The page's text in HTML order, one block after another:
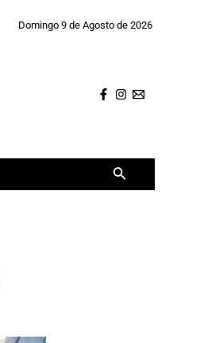
Domingo 9 de Agosto de 2026
Buscar